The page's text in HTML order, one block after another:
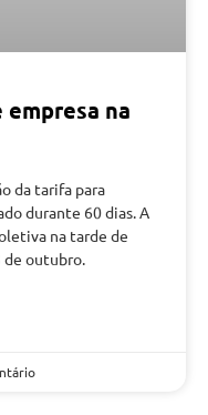
na
da tarifa para
durante 60 dias. A
na tarde de
de outubro.